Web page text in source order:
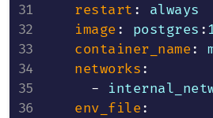
restart :
always
image : postgres :
container_name:
networks:
-
env_file: